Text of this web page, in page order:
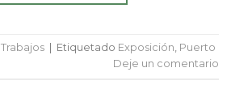
Trabajos Etiquetado Exposición, Puerto
Deje un comentario